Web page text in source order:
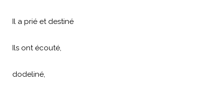
Il a prié et destiné
Ils ont écouté,
dodeliné,